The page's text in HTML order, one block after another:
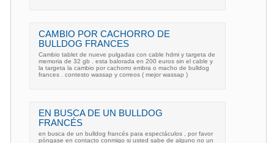
CAMBIO POR CACHORRO DE
BULLDOG FRANCES
Cambio tablet de nueve pulgadas con cable hdmi y targeta de
memoria de 32 gb . esta balorada en 200 euros sin el cable y
la targeta la cambio por cachorro embra o macho de bulldog
frances . contesto wassap y correos ( mejor wassap )
EN BUSCA DE UN BULLDOG
FRANCÉS
en busca de un bulldog francés para espectáculos , por favor
póngase en contacto conmigo si usted sabe de alguno no un